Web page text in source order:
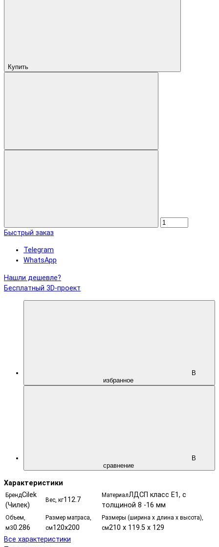
Купить
Быстрый заказ
Telegram
WhatsApp
Нашли дешевле?
Бесплатный 3D-проект
В
избранное
В
сравнение
Характеристики
БрендCilek
(Чилек)
Вес, кг112.7
МатериалЛДСП класс Е1, с
толщиной 8 -16 мм
Объем,
м30.286
Размер матраса,
см120х200
Размеры (ширина х длина х высота),
см210 x 119.5 x 129
Все характеристики